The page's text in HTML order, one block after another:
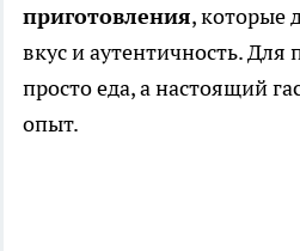
приготовления, которые
вкус и аутентичность. Для
просто еда, а настоящий
опыт.